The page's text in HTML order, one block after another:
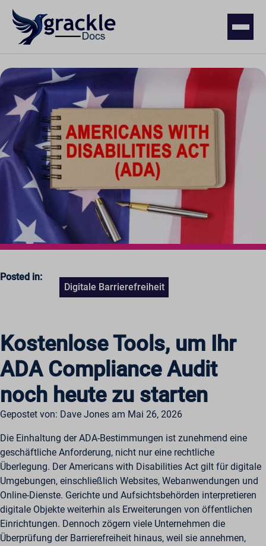
Posted in:
Digitale Barrierefreiheit
Kostenlose Tools, um Ihr
ADA Compliance Audit
noch heute zu starten
Gepostet von: Dave Jones am Mai 26, 2026
Die Einhaltung der ADA-Bestimmungen ist zunehmend eine
geschäftliche Anforderung, nicht nur eine rechtliche
Überlegung. Der Americans with Disabilities Act gilt für digitale
Umgebungen, einschließlich Websites, Webanwendungen und
Online-Dienste. Gerichte und Aufsichtsbehörden interpretieren
digitale Objekte weiterhin als Erweiterungen von öffentlichen
Einrichtungen. Dennoch zögern viele Unternehmen die
Überprüfung der Barrierefreiheit hinaus, weil sie annehmen,